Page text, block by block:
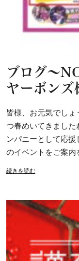
ブログ～
ヤーボン
皆様、お元気でし
つ春めいてきました
ンパニーとして応援
のイベントをご案内
続きを読む